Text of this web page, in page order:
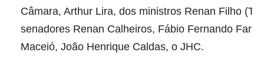
Câmara, Arthur Lira, dos ministros Renan Filho
senadores Renan Calheiros, Fábio Fernando
Maceió, João Henrique Caldas, o JHC.